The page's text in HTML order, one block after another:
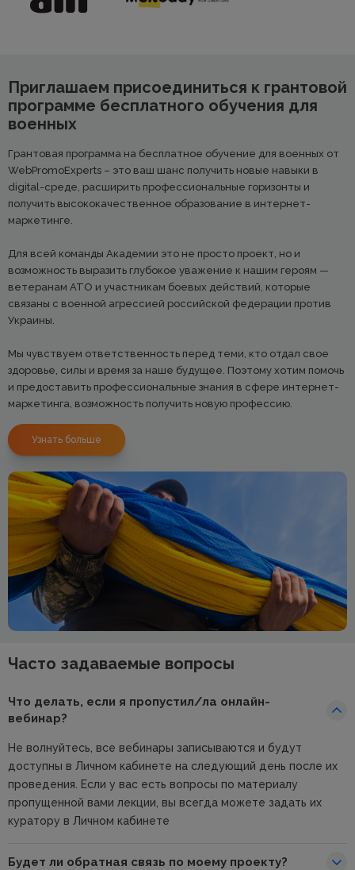
Приглашаем присоединиться к грантовой
программе бесплатного обучения для
военных
Грантовая программа на бесплатное обучение для военных от
WebPromoExperts – это ваш шанс получить новые навыки в
digital-среде, расширить профессиональные горизонты и
получить высококачественное образование в интернет-
маркетинге.
Для всей команды Академии это не просто проект, но и
возможность выразить глубокое уважение к нашим героям —
ветеранам АТО и участникам боевых действий, которые
связаны с военной агрессией российской федерации против
Украины.
Мы чувствуем ответственность перед теми, кто отдал свое
здоровье, силы и время за наше будущее. Поэтому хотим помочь
и предоставить профессиональные знания в сфере интернет-
маркетинга, возможность получить новую профессию.
Узнать больше
Часто задаваемые вопросы
Что делать, если я пропустил/ла онлайн-
вебинар?
Не волнуйтесь, все вебинары записываются и будут
доступны в Личном кабинете на следующий день после их
проведения. Если у вас есть вопросы по материалу
пропущенной вами лекции, вы всегда можете задать их
куратору в Личном кабинете
Будет ли обратная связь по моему проекту?